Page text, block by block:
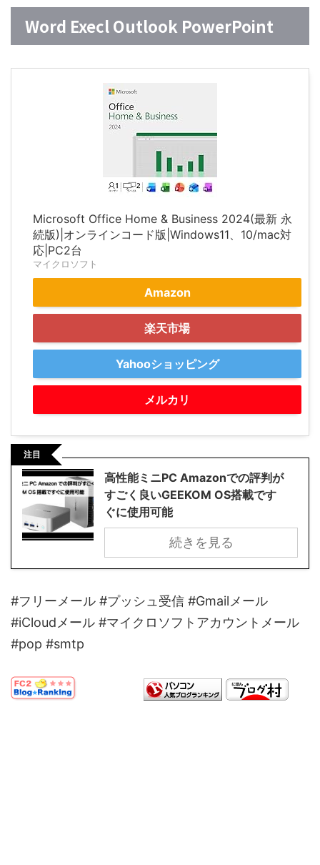
Word Execl Outlook PowerPoint
Microsoft Office Home & Business 2024(最新 永
続版)|オンラインコード版|Windows11、10/mac対
応|PC2台
マイクロソフト
Amazon
楽天市場
Yahooショッピング
メルカリ
注目
高性能ミニPC Amazonでの評判が
すごく良いGEEKOM OS搭載です
ぐに使用可能
続きを見る
#フリーメール #プッシュ受信 #Gmailメール
#iCloudメール #マイクロソフトアカウントメール
#pop #smtp